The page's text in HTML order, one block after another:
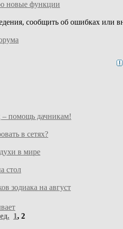
новые функции
сообщить об ошибках или
– помощь дачникам!
в сетях?
в мире
стол
зодиака на август
1, 2